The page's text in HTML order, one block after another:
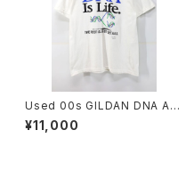
Used 00s GILDAN DNA Art
Graphic T-Shirt Size L 古着
¥11,000